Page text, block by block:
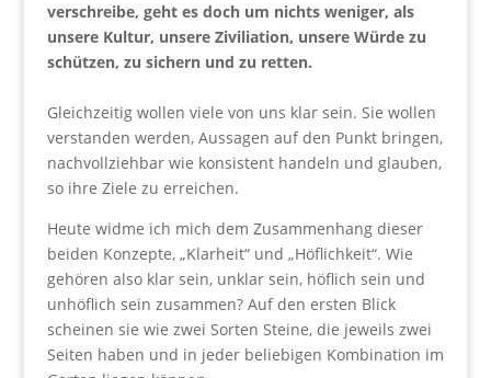
verschreibe, geht es doch um nichts weniger, als
unsere Kultur, unsere Ziviliation, unsere Würde zu
schützen, zu sichern und zu retten.
Gleichzeitig wollen viele von uns klar sein. Sie wollen
verstanden werden, Aussagen auf den Punkt bringen,
nachvollziehbar wie konsistent handeln und glauben,
so ihre Ziele zu erreichen.
Heute widme ich mich dem Zusammenhang dieser
beiden Konzepte, „Klarheit“ und „Höflichkeit“. Wie
gehören also klar sein, unklar sein, höflich sein und
unhöflich sein zusammen? Auf den ersten Blick
scheinen sie wie zwei Sorten Steine, die jeweils zwei
Seiten haben und in jeder beliebigen Kombination im